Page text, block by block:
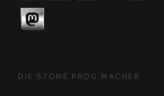
DIE STONE PROG MACHER